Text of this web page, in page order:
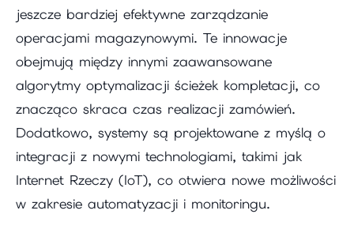
jeszcze bardziej efektywne zarządzanie
operacjami magazynowymi. Te innowacje
obejmują między innymi zaawansowane
algorytmy optymalizacji ścieżek kompletacji, co
znacząco skraca czas realizacji zamówień.
Dodatkowo, systemy są projektowane z myślą o
integracji z nowymi technologiami, takimi jak
Internet Rzeczy (IoT), co otwiera nowe możliwości
w zakresie automatyzacji i monitoringu.